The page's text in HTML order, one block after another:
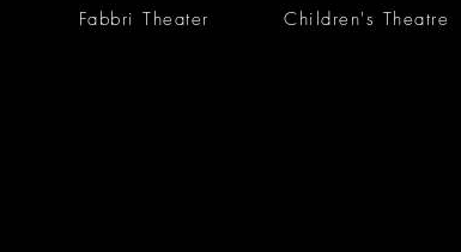
Fabbri Theater Children's Theatre